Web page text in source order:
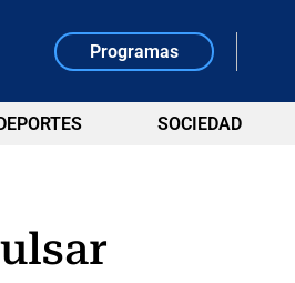
Programas
SOCIEDAD